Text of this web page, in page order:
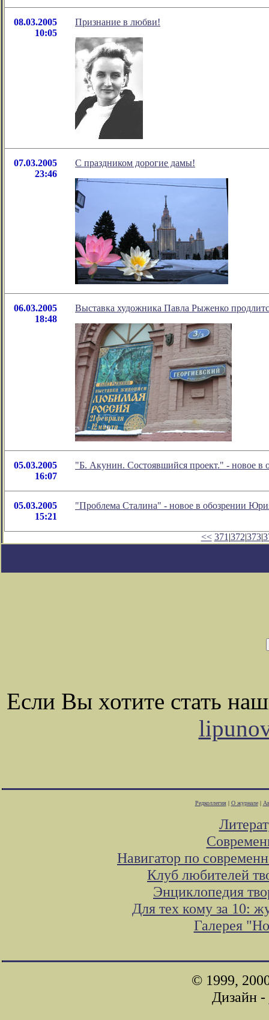
08.03.2005
10:05
Признание в любви!
07.03.2005
23:46
С праздником дорогие дамы!
06.03.2005
18:48
Выставка художника Павла Рыженко
05.03.2005
16:07
"Б. Акунин. Состоявшийся проект." - новое
05.03.2005
15:21
"Проблема Сталина" - новое в обозрении
<< 371 |372|373|
Если Вы хотите стать
Редколлегия| О журнале|
Навигатор по
Клуб любителей
Энциклопедия
Для тех кому за 10:
Галерея
© 1999,
Дизайн -